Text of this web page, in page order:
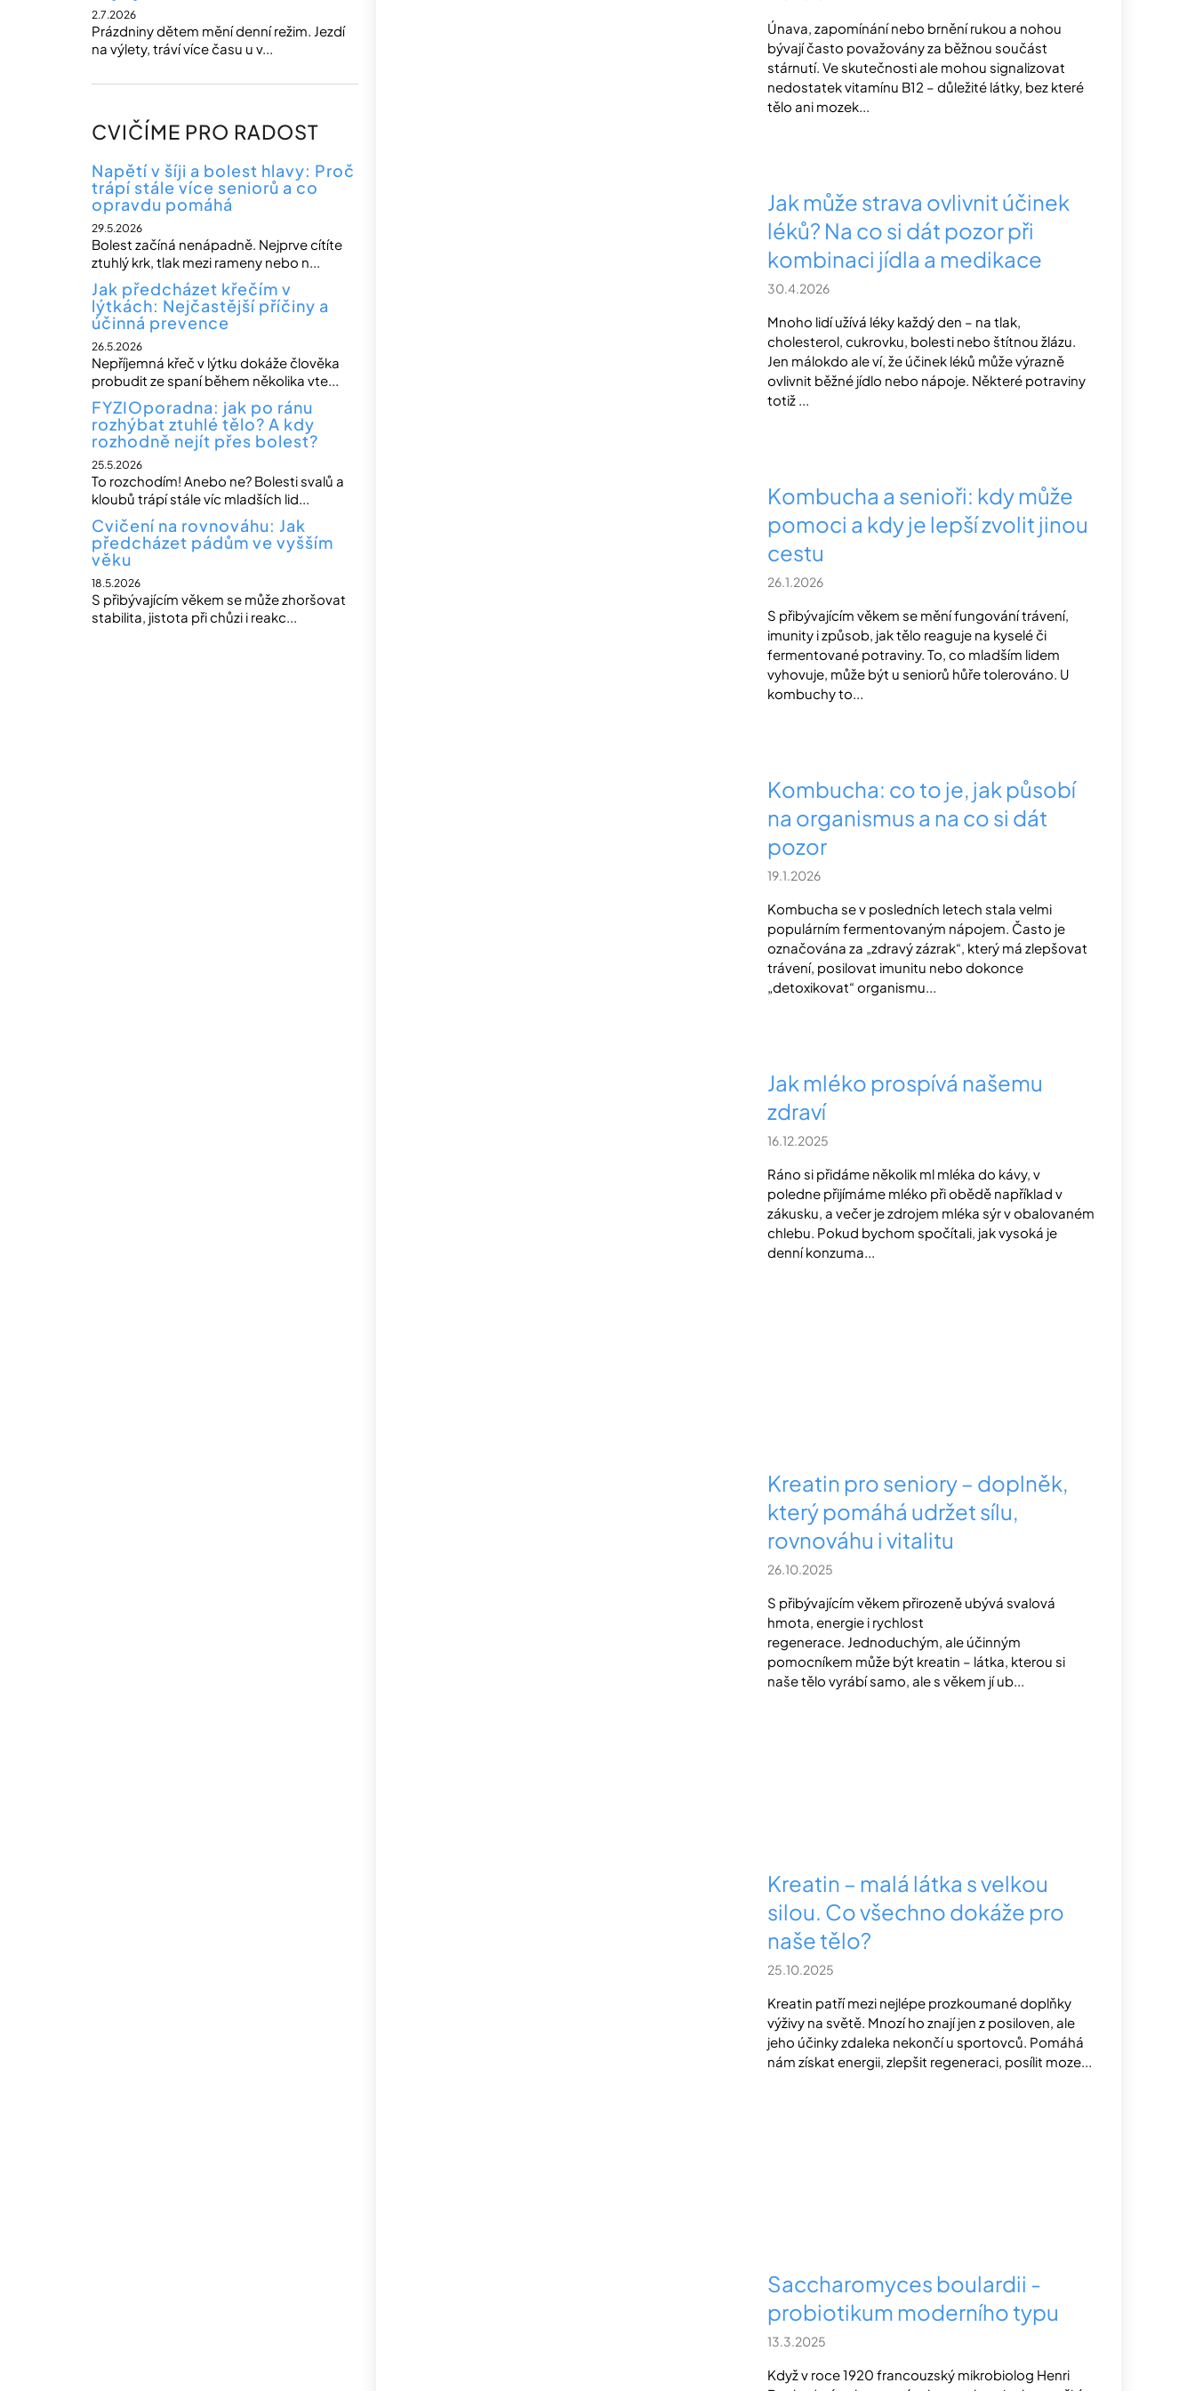
2.7.2026
Prázdniny dětem mění denní režim. Jezdí
na výlety, tráví více času u v...
CVIČÍME PRO RADOST
Napětí v šíji a bolest hlavy: Proč
trápí stále více seniorů a co
opravdu pomáhá
29.5.2026
Bolest začíná nenápadně. Nejprve cítíte
ztuhlý krk, tlak mezi rameny nebo n...
Jak předcházet křečím v
lýtkách: Nejčastější příčiny a
účinná prevence
26.5.2026
Nepříjemná křeč v lýtku dokáže člověka
probudit ze spaní během několika vte...
FYZIOporadna: jak po ránu
rozhýbat ztuhlé tělo? A kdy
rozhodně nejít přes bolest?
25.5.2026
To rozchodím! Anebo ne? Bolesti svalů a
kloubů trápí stále víc mladších lid...
Cvičení na rovnováhu: Jak
předcházet pádům ve vyšším
věku
18.5.2026
S přibývajícím věkem se může zhoršovat
stabilita, jistota při chůzi i reakc...
Únava, zapomínání nebo brnění rukou a nohou
bývají často považovány za běžnou součást
stárnutí. Ve skutečnosti ale mohou signalizovat
nedostatek vitamínu B12 – důležité látky, bez které
tělo ani mozek...
Jak může strava ovlivnit účinek
léků? Na co si dát pozor při
kombinaci jídla a medikace
30.4.2026
Mnoho lidí užívá léky každý den – na tlak,
cholesterol, cukrovku, bolesti nebo štítnou žlázu.
Jen málokdo ale ví, že účinek léků může výrazně
ovlivnit běžné jídlo nebo nápoje. Některé potraviny
totiž ...
Kombucha a senioři: kdy může
pomoci a kdy je lepší zvolit jinou
cestu
26.1.2026
S přibývajícím věkem se mění fungování trávení,
imunity i způsob, jak tělo reaguje na kyselé či
fermentované potraviny. To, co mladším lidem
vyhovuje, může být u seniorů hůře tolerováno. U
kombuchy to...
Kombucha: co to je, jak působí
na organismus a na co si dát
pozor
19.1.2026
Kombucha se v posledních letech stala velmi
populárním fermentovaným nápojem. Často je
označována za „zdravý zázrak“, který má zlepšovat
trávení, posilovat imunitu nebo dokonce
„detoxikovat“ organismu...
Jak mléko prospívá našemu
zdraví
16.12.2025
Ráno si přidáme několik ml mléka do kávy, v
poledne přijímáme mléko při obědě například v
zákusku, a večer je zdrojem mléka sýr v obalovaném
chlebu. Pokud bychom spočítali, jak vysoká je
denní konzuma...
Kreatin pro seniory – doplněk,
který pomáhá udržet sílu,
rovnováhu i vitalitu
26.10.2025
S přibývajícím věkem přirozeně ubývá svalová
hmota, energie i rychlost
regenerace. Jednoduchým, ale účinným
pomocníkem může být kreatin – látka, kterou si
naše tělo vyrábí samo, ale s věkem jí ub...
Kreatin – malá látka s velkou
silou. Co všechno dokáže pro
naše tělo?
25.10.2025
Kreatin patří mezi nejlépe prozkoumané doplňky
výživy na světě. Mnozí ho znají jen z posiloven, ale
jeho účinky zdaleka nekončí u sportovců. Pomáhá
nám získat energii, zlepšit regeneraci, posílit moze...
Saccharomyces boulardii -
probiotikum moderního typu
13.3.2025
Když v roce 1920 francouzský mikrobiolog Henri